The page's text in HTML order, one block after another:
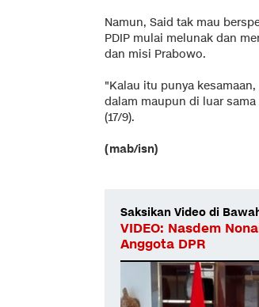
Namun, Said tak mau
PDIP mulai melunak dan
dan misi Prabowo.
"Kalau itu punya
dalam maupun di luar
(17/9).
(mab/isn)
Saksikan Video di
VIDEO: Nasdem
Anggota DPR